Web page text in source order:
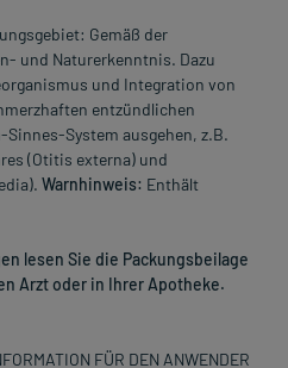
Gemäß der
und Naturerkenntnis. Dazu
und Integration von
entzündlichen
System ausgehen, z.B.
(Otitis externa) und
Warnhinweis: Enthält
lesen Sie die Packungsbeilage
Arzt oder in Ihrer Apotheke.
FÜR DEN ANWENDER